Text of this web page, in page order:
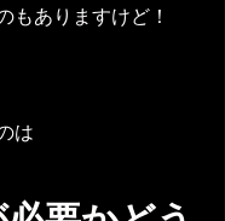
もありますけど！
は